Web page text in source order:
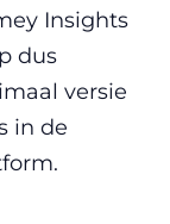
Insights
dus
versie
in de